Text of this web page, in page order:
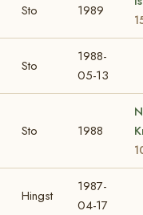
Sto 1989
Sto
1988-
05-13
Sto 1988
Hingst
1987-
04-17